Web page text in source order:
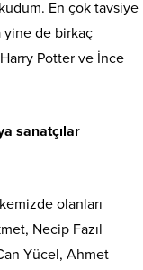
En çok tavsiye
yine de birkaç
Potter ve İnce
sanatçılar
olanları
Necip Fazıl
Yücel, Ahmet